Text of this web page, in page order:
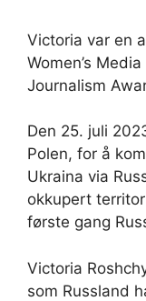
Victoria var en
Women’s
Journalism
Den 25. juli
Polen, for å
Ukraina via
okkupert
første gang
Victoria
som Russland